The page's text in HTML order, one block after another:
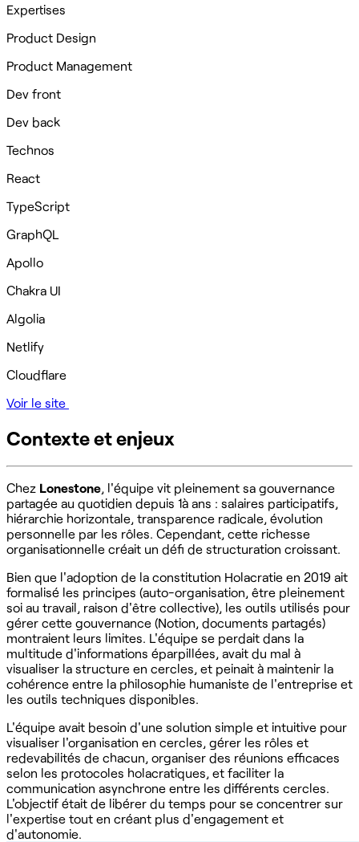
Expertises
Product Design
Product Management
Dev front
Dev back
Technos
React
TypeScript
GraphQL
Apollo
Chakra UI
Algolia
Netlify
Cloudflare
Voir le site
Contexte et enjeux
Chez Lonestone , l'équipe vit pleinement sa gouvernance
partagée au quotidien depuis 1à ans : salaires participatifs,
hiérarchie horizontale, transparence radicale, évolution
personnelle par les rôles. Cependant, cette richesse
organisationnelle créait un défi de structuration croissant.
Bien que l'adoption de la constitution Holacratie en 2019 ait
formalisé les principes (auto-organisation, être pleinement
soi au travail, raison d'être collective), les outils utilisés pour
gérer cette gouvernance (Notion, documents partagés)
montraient leurs limites. L'équipe se perdait dans la
multitude d'informations éparpillées, avait du mal à
visualiser la structure en cercles, et peinait à maintenir la
cohérence entre la philosophie humaniste de l'entreprise et
les outils techniques disponibles.
L'équipe avait besoin d'une solution simple et intuitive pour
visualiser l'organisation en cercles, gérer les rôles et
redevabilités de chacun, organiser des réunions efficaces
selon les protocoles holacratiques, et faciliter la
communication asynchrone entre les différents cercles.
L'objectif était de libérer du temps pour se concentrer sur
l'expertise tout en créant plus d'engagement et
d'autonomie.